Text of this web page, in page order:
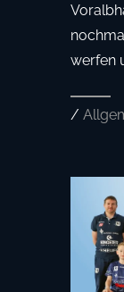
werfen
/